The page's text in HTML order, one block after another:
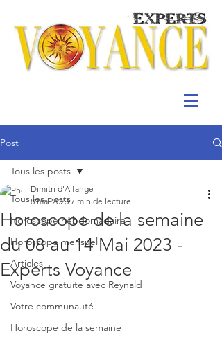
Post
Tous les posts
Horoscope hebdomadaire
Horoscope mensuel
Articles
Voyance gratuite avec Reynald
Votre communauté
Horoscope de la semaine
Tous les posts
Horoscope de la semaine
du 08 au 14 Mai 2023 -
Experts Voyance
Dimitri d'Alfange
8 mai 2023 7 min de lecture